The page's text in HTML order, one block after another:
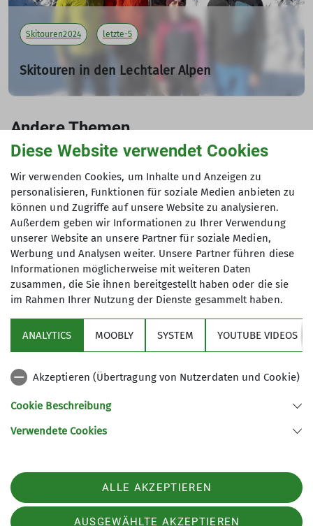
Skitouren2024 letzte-5
Skitouren in den Lechtaler Alpen
vom 26. bis 28.01.2024
Tourenleiter: Haslbeck Ludwig
Teilnehmer: 3
mehr erfahren
Andere Themen
Jugend2024 Klettern2024 Klettersteige2024
Schneeschuhtouren2024 Senioren2024
Veranstaltungen2024 Wandern2024
Bundesverband
Service
94419 Reisbach/Englmannsberg
Telefon +498734938842
Diese Website verwendet Cookies
Wir verwenden Cookies, um Inhalte und Anzeigen zu
personalisieren, Funktionen für soziale Medien anbieten zu
können und Zugriffe auf unsere Website zu analysieren.
Außerdem geben wir Informationen zu Ihrer Verwendung
unserer Website an unsere Partner für soziale Medien,
Werbung und Analysen weiter. Unsere Partner führen diese
Informationen möglicherweise mit weiteren Daten
zusammen, die Sie ihnen bereitgestellt haben oder die sie
im Rahmen Ihrer Nutzung der Dienste gesammelt haben.
ANALYTICS MOOBLY SYSTEM YOUTUBE VIDEOS
Akzeptieren (Übertragung von Nutzerdaten und Cookie)
Cookie Beschreibung
Verwendete Cookies
ALLE AKZEPTIEREN
AUSGEWÄHLTE AKZEPTIEREN